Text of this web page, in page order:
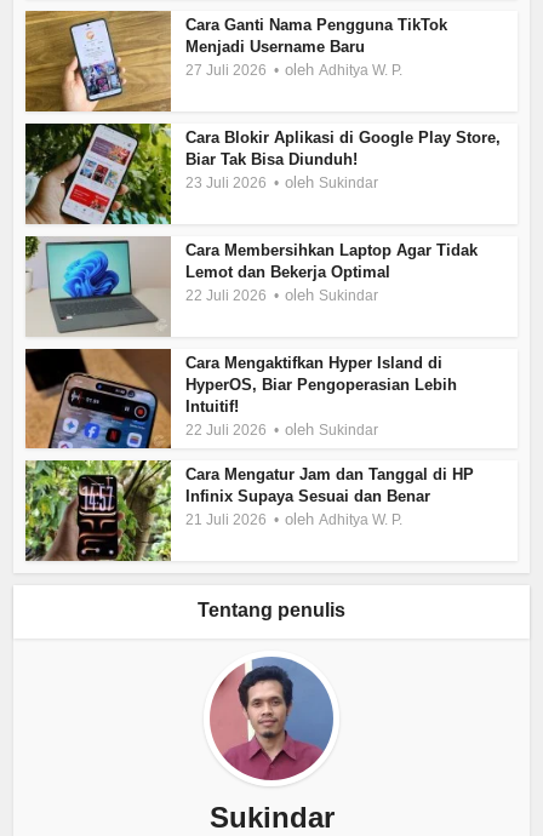
Cara Ganti Nama Pengguna TikTok
Menjadi Username Baru
27 Juli 2026 olehAdhitya W. P.
Cara Blokir Aplikasi di Google Play Store,
Biar Tak Bisa Diunduh!
23 Juli 2026 oleh Sukindar
Cara Membersihkan Laptop Agar Tidak
Lemot dan Bekerja Optimal
22 Juli 2026 oleh Sukindar
Cara Mengaktifkan Hyper Island di
HyperOS, Biar Pengoperasian Lebih
Intuitif!
22 Juli 2026 oleh Sukindar
Cara Mengatur Jam dan Tanggal di HP
Infinix Supaya Sesuai dan Benar
21 Juli 2026 olehAdhitya W. P.
Tentang penulis
Sukindar